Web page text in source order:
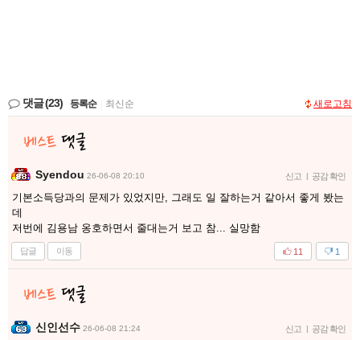
댓글(23) 등록순 최신순 새로고침
Syendou 26-06-08 20:10 신고 | 공감 확인
기본소득당과의 문제가 있었지만, 그래도 일 잘하는거 같아서 좋게 봤는
데
저번에 김용남 옹호하면서 줄대는거 보고 참... 실망함
답글 이동 1
11
신인선수 26-06-08 21:24 신고 | 공감 확인